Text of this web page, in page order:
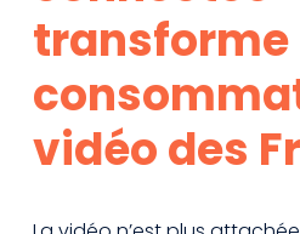
transforme
vidéo des